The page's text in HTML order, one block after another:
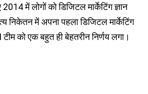
में लोगों को डिजिटल मार्केटिंग ज्ञान
निकेतन में अपना पहला डिजिटल मार्केटिंग
को एक बहुत ही बेहतरीन निर्णय लगा।